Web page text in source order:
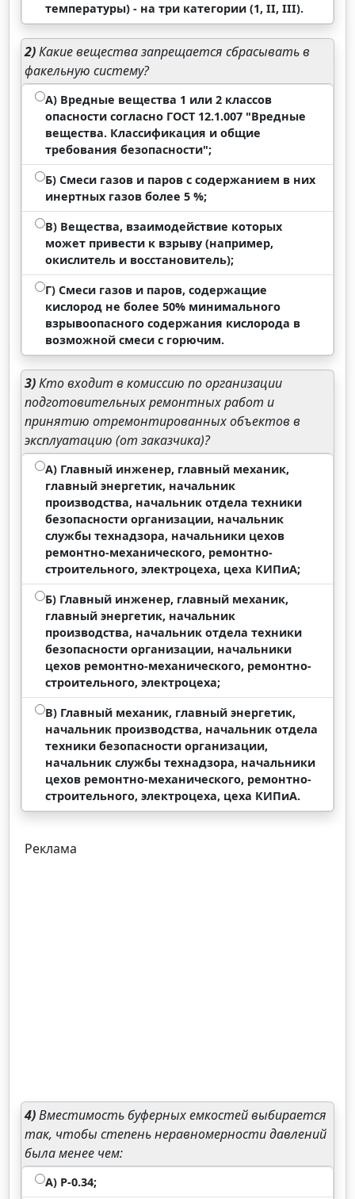
температуры) - на три категории (1, II, III).
2)Какие вещества запрещается сбрасывать в
факельную систему?
А) Вредные вещества 1 или 2 классов
опасности согласно ГОСТ 12.1.007 "Вредные
вещества. Классификация и общие
требования безопасности";
Б) Смеси газов и паров с содержанием в них
инертных газов более 5 %;
В) Вещества, взаимодействие которых
может привести к взрыву (например,
окислитель и восстановитель);
Г) Смеси газов и паров, содержащие
кислород не более 50% минимального
взрывоопасного содержания кислорода в
возможной смеси с горючим.
3)Кто входит в комиссию по организации
подготовительных ремонтных работ и
принятию отремонтированных объектов в
эксплуатацию (от заказчика)?
А) Главный инженер, главный механик,
главный энергетик, начальник
производства, начальник отдела техники
безопасности организации, начальник
службы технадзора, начальники цехов
ремонтно-механического, ремонтно-
строительного, электроцеха, цеха КИПиА;
Б) Главный инженер, главный механик,
главный энергетик, начальник
производства, начальник отдела техники
безопасности организации, начальники
цехов ремонтно-механического, ремонтно-
строительного, электроцеха;
В) Главный механик, главный энергетик,
начальник производства, начальник отдела
техники безопасности организации,
начальник службы технадзора, начальники
цехов ремонтно-механического, ремонтно-
строительного, электроцеха, цеха КИПиА.
Реклама
4)Вместимость буферных емкостей выбирается
так, чтобы степень неравномерности давлений
была менее чем:
А) Р-0.34;